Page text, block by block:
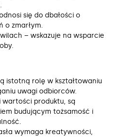
się do dbałości o
o zmarłym.
– wskazuje na wsparcie
istotną rolę w kształtowaniu
uwagi odbiorców.
produktu, są
budującym tożsamość i
wymaga kreatywności,